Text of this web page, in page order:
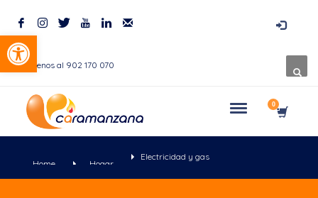
Abrir barra de herramientas
Llámenos al 902 170 070
Home Hogar
Electricidad y gas